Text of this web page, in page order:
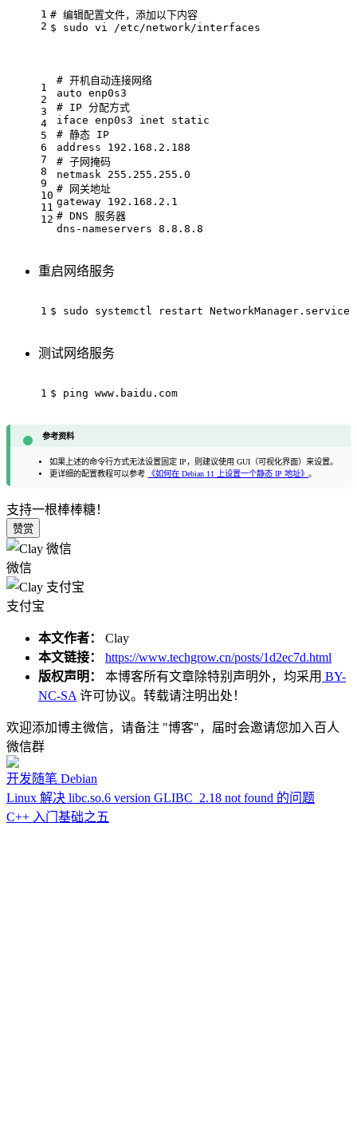
1
2
# 编辑配置文件，添加以下内容
$ sudo vi /etc/network/interfaces
1
2
3
4
5
6
7
8
9
10
11
12
# 开机自动连接网络
auto enp0s3
# IP 分配方式
iface enp0s3 inet static
# 静态 IP
address 192.168.2.188
# 子网掩码
netmask 255.255.255.0
# 网关地址
gateway 192.168.2.1
# DNS 服务器
dns-nameservers 8.8.8.8
重启网络服务
1 $ sudo systemctl restart NetworkManager.service
测试网络服务
1 $ ping www.baidu.com
参考资料
如果上述的命令行方式无法设置固定 IP，则建议使用 GUI（可视化界面）来设置。
更详细的配置教程可以参考
《如何在 Debian 11 上设置一个静态 IP 地址》。
支持一根棒棒糖！
赞赏
微信
支付宝
本文作者：
Clay
本文链接：
https://www.techgrow.cn/posts/1d2ec7d.html
版权声明：
本博客所有文章除特别声明外，均采用 BY-
NC-SA 许可协议。转载请注明出处！
欢迎添加博主微信，请备注 "博客"，届时会邀请您加入百人
微信群
开发随笔 Debian
Linux 解决 libc.so.6 version GLIBC_2.18 not found 的问题
C++ 入门基础之五